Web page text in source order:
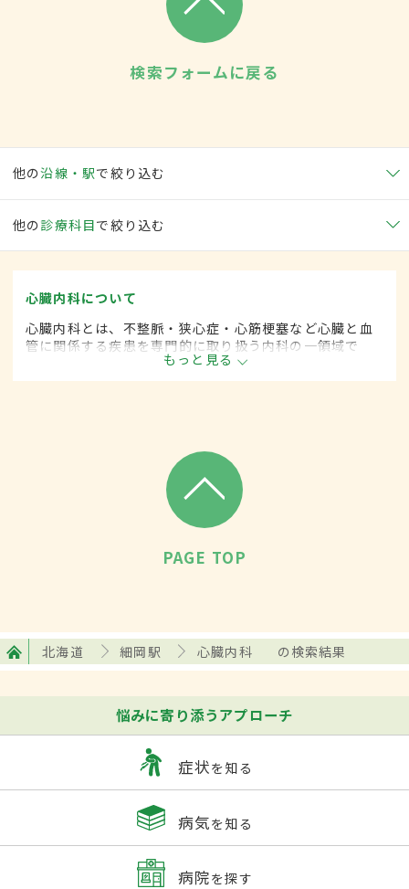
検索フォームに戻る
他の沿線・駅で絞り込む
他の 診療科目で絞り込む
心臓内科について
心臓内科とは、不整脈・狭心症・心筋梗塞など心臓と血
管に関係する疾患を専門的に取り扱う内科の一領域で
もっと見る
PAGE TOP
北海道 細岡駅 心臓内科 の検索結果
悩みに寄り添うアプローチ
症状を知る
病気を知る
病院を探す